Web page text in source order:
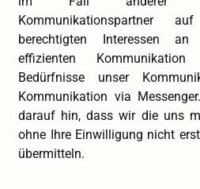
Kommunikationspartner
berechtigten Interessen
effizienten
Bedürfnisse unser
Kommunikation via
darauf hin, dass wir die uns
ohne Ihre Einwilligung nicht
übermitteln.